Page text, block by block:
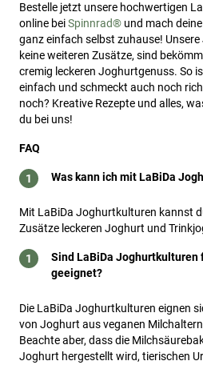
Bestelle jetzt unsere hochwertigen
online beiSpinnrad® und mach
ganz einfach selbst zuhause!
keine weiteren Zusätze, sind
cremig leckeren Joghurtgenuss. So
einfach und schmeckt auch noch
noch? Kreative Rezepte und alles,
du bei uns!
FAQ
Was kann ich mit LaBiDa
Mit LaBiDa Joghurtkulturen kannst
Zusätze leckeren Joghurt und
Sind LaBiDa Joghurtkulturen
geeignet?
Die LaBiDa Joghurtkulturen eignen
von Joghurt aus veganen
Beachte aber, dass die
Joghurt hergestellt wird, tierischen